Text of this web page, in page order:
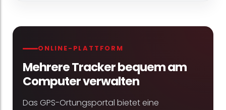
ONLINE-PLATTFORM
Mehrere Tracker bequem am
Computer verwalten
Das GPS-Ortungsportal bietet eine